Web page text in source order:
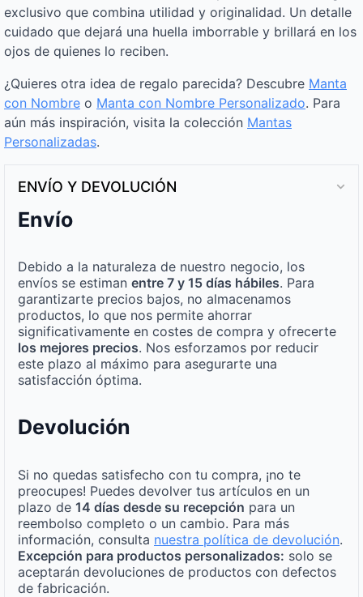
exclusivo que combina utilidad y originalidad. Un detalle
cuidado que dejará una huella imborrable y brillará en los
ojos de quienes lo reciben.
¿Quieres otra idea de regalo parecida? Descubre Manta
con Nombre o Manta con Nombre Personalizado. Para
aún más inspiración, visita la colección Mantas
Personalizadas.
ENVÍO Y DEVOLUCIÓN
Envío
Debido a la naturaleza de nuestro negocio, los
envíos se estiman entre 7 y 15 días hábiles. Para
garantizarte precios bajos, no almacenamos
productos, lo que nos permite ahorrar
significativamente en costes de compra y ofrecerte
los mejores precios. Nos esforzamos por reducir
este plazo al máximo para asegurarte una
satisfacción óptima.
Devolución
Si no quedas satisfecho con tu compra, ¡no te
preocupes! Puedes devolver tus artículos en un
plazo de 14 días desde su recepción para un
reembolso completo o un cambio. Para más
información, consulta nuestra política de devolución.
Excepción para productos personalizados: solo se
aceptarán devoluciones de productos con defectos
de fabricación.